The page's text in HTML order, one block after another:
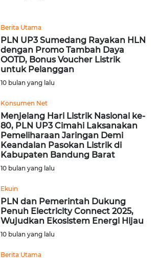
Berita Utama
PLN UP3 Sumedang Rayakan HLN
dengan Promo Tambah Daya
OOTD, Bonus Voucher Listrik
untuk Pelanggan
10 bulan yang lalu
Konsumen Net
Menjelang Hari Listrik Nasional ke-
80, PLN UP3 Cimahi Laksanakan
Pemeliharaan Jaringan Demi
Keandalan Pasokan Listrik di
Kabupaten Bandung Barat
10 bulan yang lalu
Ekuin
PLN dan Pemerintah Dukung
Penuh Electricity Connect 2025,
Wujudkan Ekosistem Energi Hijau
10 bulan yang lalu
Berita Utama